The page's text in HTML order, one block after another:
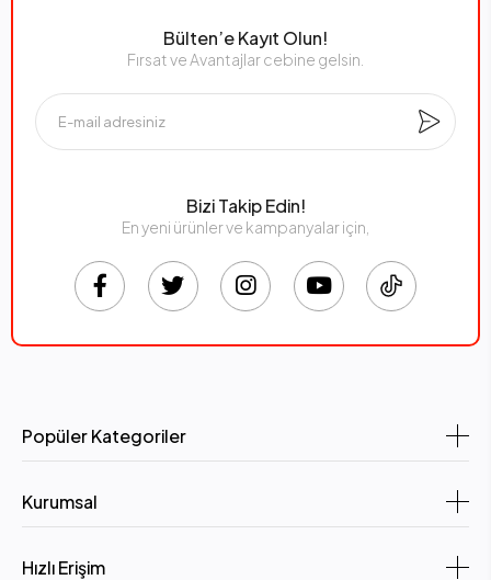
Bülten’e Kayıt Olun!
Fırsat ve Avantajlar cebine gelsin.
Bizi Takip Edin!
En yeni ürünler ve kampanyalar için,
Popüler Kategoriler
Kurumsal
Hızlı Erişim